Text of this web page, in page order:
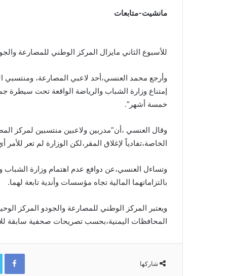
مانشيت-متابعات
للأسبوع الثاني مايزال المركز الوطني للمصارعة
وأرجع محمد العنسي،أحد لاعبي المصارعة، ومنتسبي
إمتناع وزارة الشباب والرياضة الواقعة تحت سيطرة
خمسة أشهر”.
وقال العنسي ،أن”مدربين ولاعبين منتسبين لمركز
الخاصة،تفادياً لإغلاق المقر،لكن الوزارة لم تعر للأمر
وتساءل العنسي،عن دوافع عدم اهتمام وزارة
بالتزاماتهما المالية تجاه مؤسسات وأندية تابعة لهما.
ويعتبر المركز الوطني للمصارعة والجودو المركز
المحافظات اليمنية،بحسب تصريحات صحفية سابقة
شاركها